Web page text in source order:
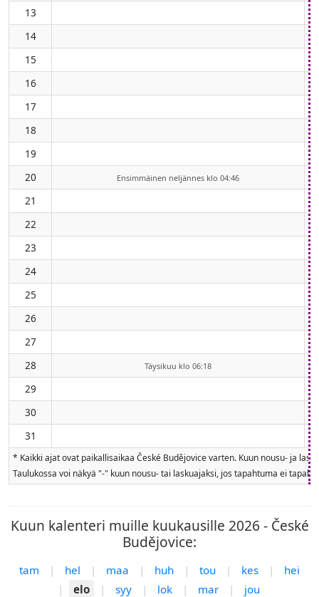
13
14
15
16
17
18
19
20
Ensimmäinen neljännes klo 04:46
21
22
23
24
25
26
27
28
Täysikuu klo 06:18
29
30
31
* Kaikki ajat ovat paikallisaikaa České Budějovice varten. Kuun nousu- ja
Taulukossa voi näkyä "-" kuun nousu- tai laskuajaksi, jos tapahtuma ei
Kuun kalenteri muille kuukausille 2026 - České
Budějovice:
tam | hel | maa | huh | tou | kes |
hei
|
elo | syy | lok | mar | jou